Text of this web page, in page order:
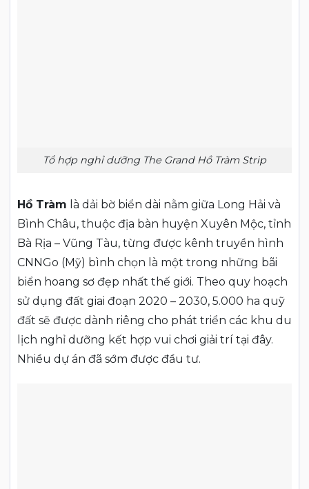
Tổ hợp nghỉ dưỡng The Grand Hồ Tràm Strip
Hồ Tràm là dải bờ biển dài nằm giữa Long Hải và
Bình Châu, thuộc địa bàn huyện Xuyên Mộc, tỉnh
Bà Rịa – Vũng Tàu, từng được kênh truyền hình
CNNGo (Mỹ) bình chọn là một trong những bãi
biển hoang sơ đẹp nhất thế giới. Theo quy hoạch
sử dụng đất giai đoạn 2020 – 2030, 5.000 ha quỹ
đất sẽ được dành riêng cho phát triển các khu du
lịch nghỉ dưỡng kết hợp vui chơi giải trí tại đây.
Nhiều dự án đã sớm được đầu tư.